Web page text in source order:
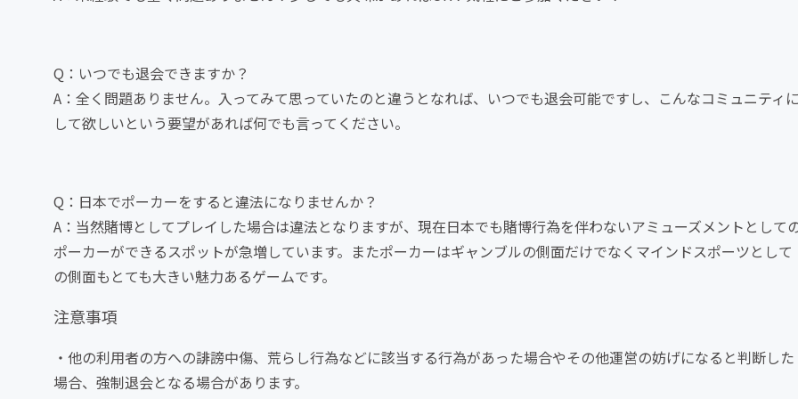
Q：いつでも退会できますか？
A：全く問題ありません。入ってみて思っていたのと違うとなれば、いつでも退会可能ですし、こんなコミュニティ
して欲しいという要望があれば何でも言ってください。
Q：日本でポーカーをすると違法になりませんか？
A：当然賭博としてプレイした場合は違法となりますが、現在日本でも賭博行為を伴わないアミューズメントとして
ポーカーができるスポットが急増しています。またポーカーはギャンブルの側面だけでなくマインドスポーツとして
の側面もとても大きい魅力あるゲームです。
注意事項
・他の利用者の方への誹謗中傷、荒らし行為などに該当する行為があった場合やその他運営の妨げになると判断した
場合、強制退会となる場合があります。